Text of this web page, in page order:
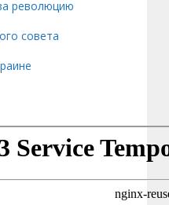
революцию
совета